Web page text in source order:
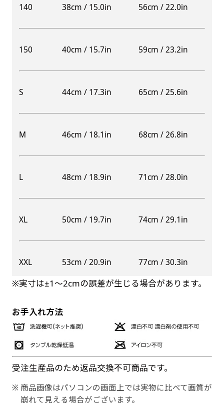
140 38cm / 15.0in 56cm / 22.0in
150 40cm / 15.7in 59cm / 23.2in
S 44cm / 17.3in 65cm / 25.6in
M 46cm / 18.1in 68cm / 26.8in
L 48cm / 18.9in 71cm / 28.0in
XL 50cm / 19.7in 74cm / 29.1in
XXL 53cm / 20.9in 77cm / 30.3in
※実寸は±1〜2cmの誤差が生じる場合があります。
お手入れ方法
受注生産品のため返品交換不可商品です。
商品画像はパソコンの画面上では実物に比べて画質が
崩れて見える場合がございます。